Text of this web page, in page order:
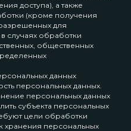
доступа), а также
(кроме получения
для
случаях обработки
общественных
данных
персональных данных.
персональных данных
субъекта персональных
цели обработки
хранения персональных